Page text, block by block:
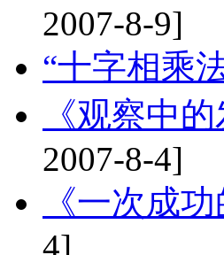
2007-8-9]
“十字相乘
《观察中
2007-8-4]
《一次成
4]